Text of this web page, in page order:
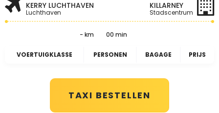
KERRY LUCHTHAVEN
Luchthaven
KILLARNEY
Stadscentrum
- km 00 min
VOERTUIGKLASSE PERSONEN BAGAGE PRIJS
TAXI BESTELLEN